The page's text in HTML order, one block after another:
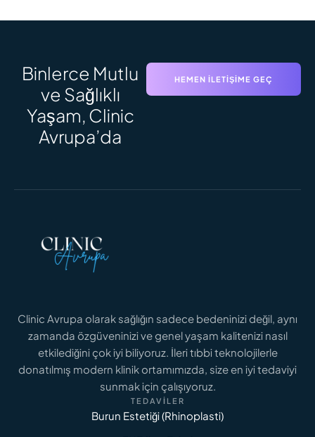
Binlerce Mutlu
ve Sağlıklı
Yaşam, Clinic
Avrupa’da
HEMEN İLETIŞIME GEÇ
Clinic Avrupa olarak sağlığın sadece bedeninizi değil, aynı
zamanda özgüveninizi ve genel yaşam kalitenizi nasıl
etkilediğini çok iyi biliyoruz. İleri tıbbi teknolojilerle
donatılmış modern klinik ortamımızda, size en iyi tedaviyi
sunmak için çalışıyoruz.
TEDAVILER
Burun Estetiği (Rhinoplasti)